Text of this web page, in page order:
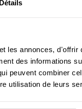
Détails
les annonces,
des informations
peuvent combiner
utilisation de leurs